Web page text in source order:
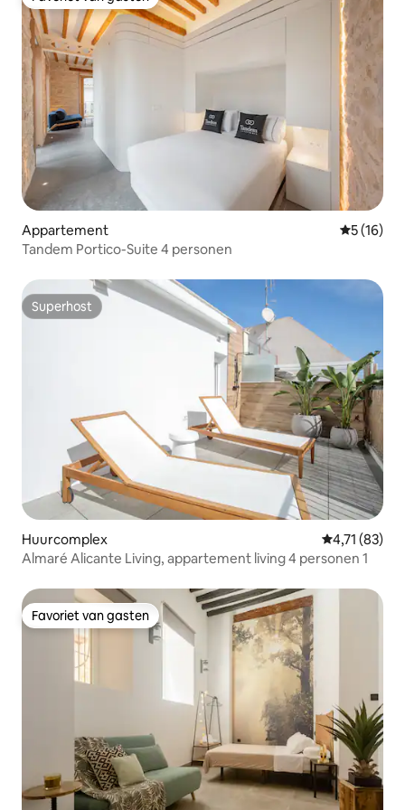
Favoriet van gasten
Appartement
5 (16)
Tandem Portico-Suite 4 personen
Superhost
Superhost
Huurcomplex Gemiddelde
4,71 (83)
Almaré Alicante Living, appartement living 4 personen 1
Favoriet van gasten
Favoriet van gasten